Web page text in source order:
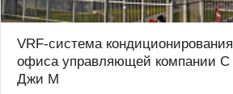
VRF-система кондиционирования
офиса управляющей компании С
Джи М